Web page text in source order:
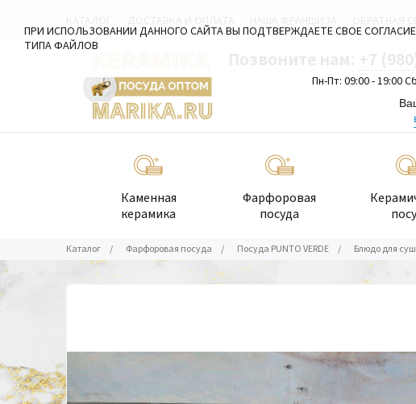
ДОСТАВКА И ОПЛАТА
Пн-Пт: 09:00 - 19:00
Каменная
керамика
Фарфоровая
посуда
Каталог / Фарфоровая посуда / Посуда PUNTO VERDE / Блюдо для
ПРИ ИСПОЛЬЗОВАНИИ ДАННОГО САЙТА ВЫ ПОДТВЕРЖДАЕТЕ СВОЕ
ТИПА ФАЙЛОВ